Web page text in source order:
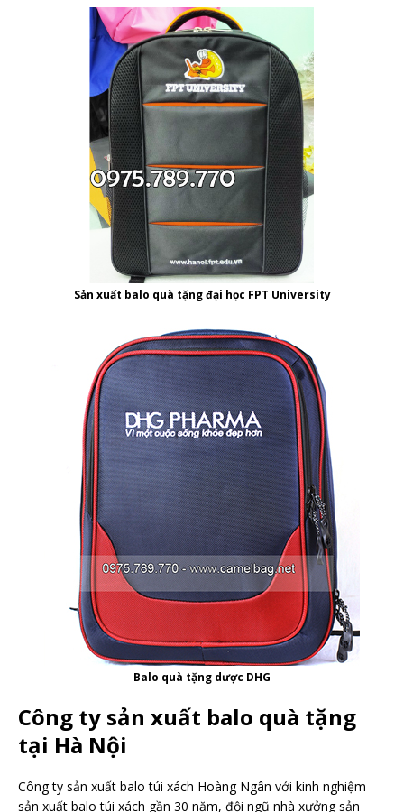
Sản xuất balo quà tặng đại học FPT University
Balo quà tặng dược DHG
Công ty sản xuất balo quà tặng
tại Hà Nội
Công ty sản xuất balo túi xách Hoàng Ngân với kinh nghiệm
sản xuất balo túi xách gần 30 năm, đội ngũ nhà xưởng sản